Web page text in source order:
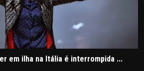
em ilha na Itália é interrompida ...